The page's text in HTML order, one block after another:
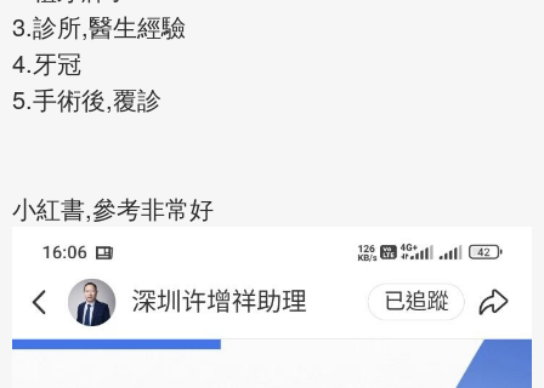
3.診所,醫生經驗
4.牙冠
5.手術後,覆診
小紅書,參考非常好